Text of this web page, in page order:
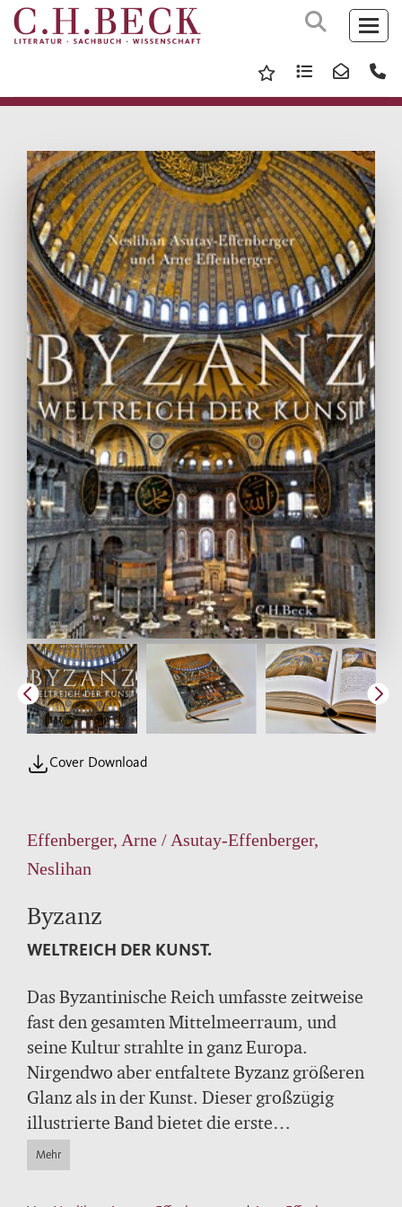
Cover Download
Effenberger, Arne / Asutay-Effenberger,
Neslihan
Byzanz
WELTREICH DER KUNST.
Das Byzantinische Reich umfasste zeitweise
fast den gesamten Mittelmeerraum, und
seine Kultur strahlte in ganz Europa.
Nirgendwo aber entfaltete Byzanz größeren
Glanz als in der Kunst. Dieser großzügig
illustrierte Band bietet die erste
deutschsprachige Gesamtdarstellung der
byzantinischen Kunst seit Jahrzehnten.
Mehr